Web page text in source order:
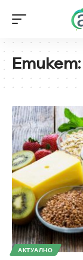
Етикет:
АКТУАЛНО